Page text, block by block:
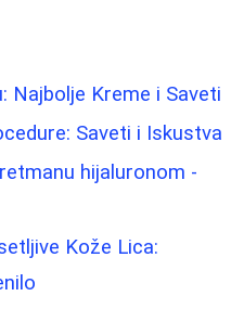
Najbolje Kreme i Saveti
Saveti i Iskustva
hijaluronom -
Kože Lica: